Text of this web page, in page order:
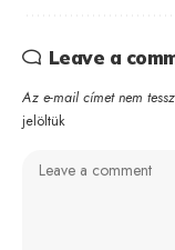
Leave a
Az e-mail címet nem
jelöltük